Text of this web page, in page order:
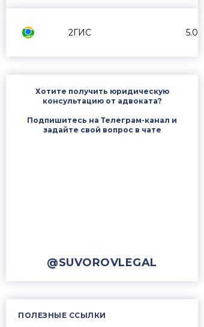
2ГИС 5.0
Хотите получить юридическую
консультацию от адвоката?
Подпишитесь на Телеграм-канал и
задайте свой вопрос в чате
@SUVOROVLEGAL
ПОЛЕЗНЫЕ ССЫЛКИ